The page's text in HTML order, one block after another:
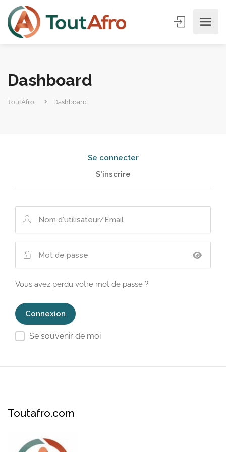
Dashboard
ToutAfro Dashboard
Se connecter
S'inscrire
Vous avez perdu votre mot de passe ?
Se souvenir de moi
Toutafro.com